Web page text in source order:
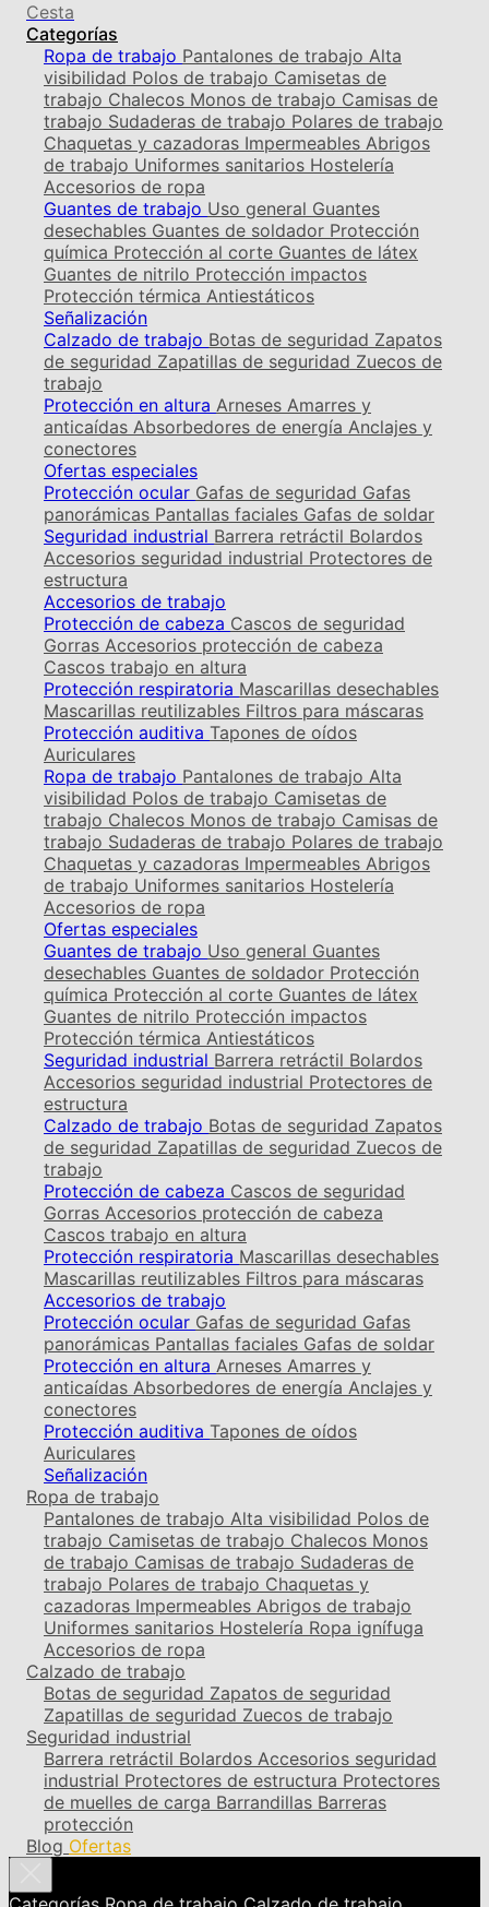
Cesta
Categorías
Ropa de trabajo Pantalones de trabajo Alta
visibilidad Polos de trabajo Camisetas de
trabajo Chalecos Monos de trabajo Camisas de
trabajo Sudaderas de trabajo Polares de trabajo
Chaquetas y cazadoras Impermeables Abrigos
de trabajo Uniformes sanitarios Hostelería
Accesorios de ropa
Guantes de trabajo Uso general Guantes
desechables Guantes de soldador Protección
química Protección al corte Guantes de látex
Guantes de nitrilo Protección impactos
Protección térmica Antiestáticos
Señalización
Calzado de trabajo Botas de seguridad Zapatos
de seguridad Zapatillas de seguridad Zuecos de
trabajo
Protección en altura Arneses Amarres y
anticaídas Absorbedores de energía Anclajes y
conectores
Ofertas especiales
Protección ocular Gafas de seguridad Gafas
panorámicas Pantallas faciales Gafas de soldar
Seguridad industrial Barrera retráctil Bolardos
Accesorios seguridad industrial Protectores de
estructura
Accesorios de trabajo
Protección de cabeza Cascos de seguridad
Gorras Accesorios protección de cabeza
Cascos trabajo en altura
Protección respiratoria Mascarillas desechables
Mascarillas reutilizables Filtros para máscaras
Protección auditiva Tapones de oídos
Auriculares
Ropa de trabajo Pantalones de trabajo Alta
visibilidad Polos de trabajo Camisetas de
trabajo Chalecos Monos de trabajo Camisas de
trabajo Sudaderas de trabajo Polares de trabajo
Chaquetas y cazadoras Impermeables Abrigos
de trabajo Uniformes sanitarios Hostelería
Accesorios de ropa
Ofertas especiales
Guantes de trabajo Uso general Guantes
desechables Guantes de soldador Protección
química Protección al corte Guantes de látex
Guantes de nitrilo Protección impactos
Protección térmica Antiestáticos
Seguridad industrial Barrera retráctil Bolardos
Accesorios seguridad industrial Protectores de
estructura
Calzado de trabajo Botas de seguridad Zapatos
de seguridad Zapatillas de seguridad Zuecos de
trabajo
Protección de cabeza Cascos de seguridad
Gorras Accesorios protección de cabeza
Cascos trabajo en altura
Protección respiratoria Mascarillas desechables
Mascarillas reutilizables Filtros para máscaras
Accesorios de trabajo
Protección ocular Gafas de seguridad Gafas
panorámicas Pantallas faciales Gafas de soldar
Protección en altura Arneses Amarres y
anticaídas Absorbedores de energía Anclajes y
conectores
Protección auditiva Tapones de oídos
Auriculares
Señalización
Ropa de trabajo
Pantalones de trabajo Alta visibilidad Polos de
trabajo Camisetas de trabajo Chalecos Monos
de trabajo Camisas de trabajo Sudaderas de
trabajo Polares de trabajo Chaquetas y
cazadoras Impermeables Abrigos de trabajo
Uniformes sanitarios Hostelería Ropa ignífuga
Accesorios de ropa
Calzado de trabajo
Botas de seguridad Zapatos de seguridad
Zapatillas de seguridad Zuecos de trabajo
Seguridad industrial
Barrera retráctil Bolardos Accesorios seguridad
industrial Protectores de estructura Protectores
de muelles de carga Barrandillas Barreras
protección
Blog Ofertas